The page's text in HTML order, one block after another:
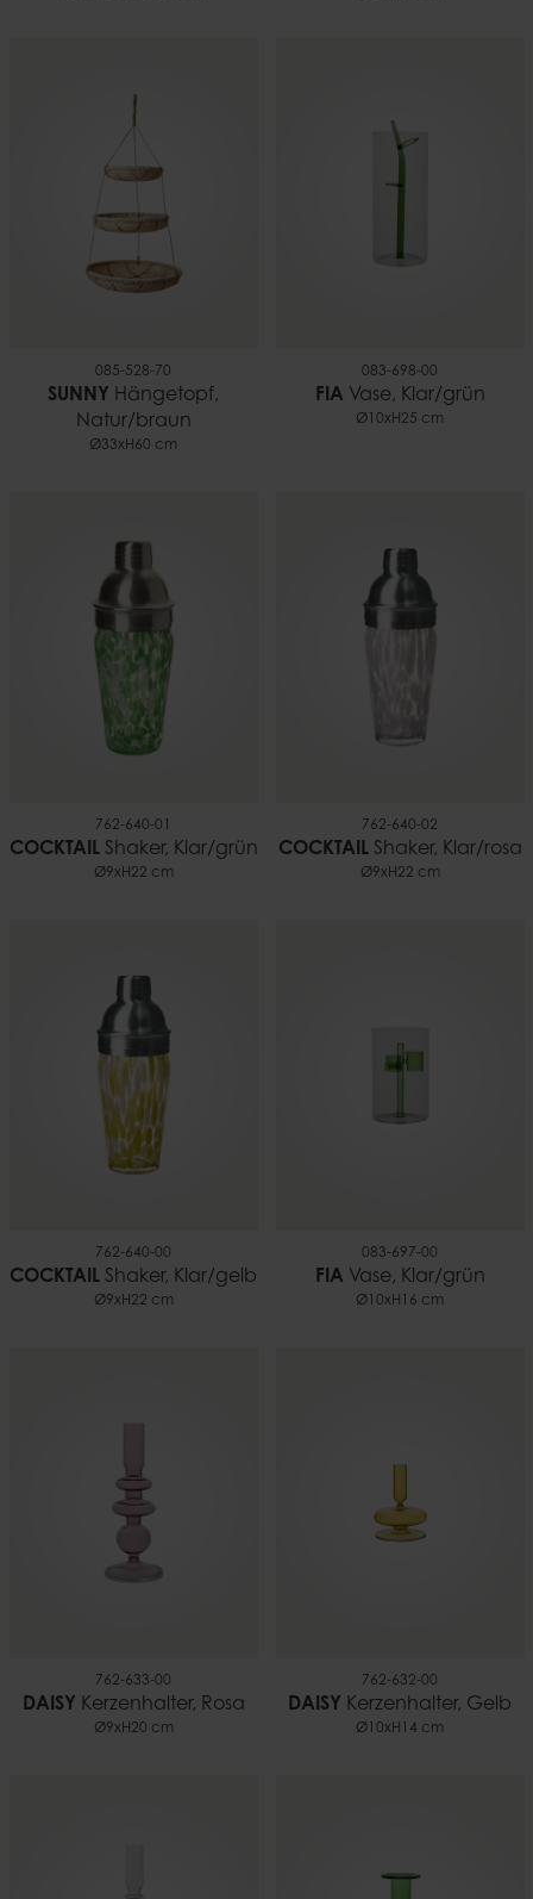
085-528-70
SUNNY Hängetopf,
Natur/braun
Ø33xH60 cm
083-698-00
FIA Vase, Klar/grün
Ø10xH25 cm
762-640-01
COCKTAILShaker, Klar/grün
Ø9xH22 cm
762-640-02
COCKTAILShaker, Klar/rosa
Ø9xH22 cm
762-640-00
COCKTAIL Shaker, Klar/gelb
Ø9xH22 cm
083-697-00
FIA Vase, Klar/grün
Ø10xH16 cm
762-633-00
DAISY Kerzenhalter, Rosa
Ø9xH20 cm
762-632-00
DAISY Kerzenhalter, Gelb
Ø10xH14 cm